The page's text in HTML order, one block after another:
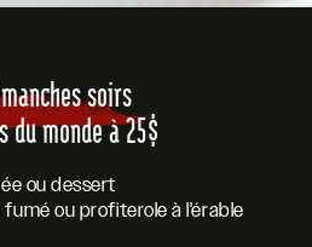
soirs
du monde à 25$
ou dessert
ou profiterole à l'érable